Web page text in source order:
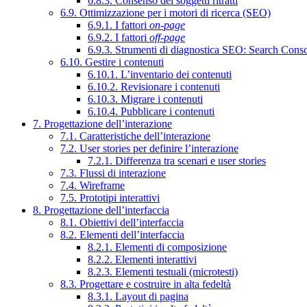
6.9. Ottimizzazione per i motori di ricerca (SEO)
6.9.1. I fattori on-page
6.9.2. I fattori off-page
6.9.3. Strumenti di diagnostica SEO: Search
6.10. Gestire i contenuti
6.10.1. L’inventario dei contenuti
6.10.2. Revisionare i contenuti
6.10.3. Migrare i contenuti
6.10.4. Pubblicare i contenuti
7. Progettazione dell’interazione
7.1. Caratteristiche dell’interazione
7.2. User stories per definire l’interazione
7.2.1. Differenza tra scenari e user stories
7.3. Flussi di interazione
7.4. Wireframe
7.5. Prototipi interattivi
8. Progettazione dell’interfaccia
8.1. Obiettivi dell’interfaccia
8.2. Elementi dell’interfaccia
8.2.1. Elementi di composizione
8.2.2. Elementi interattivi
8.2.3. Elementi testuali (microtesti)
8.3. Progettare e costruire in alta fedeltà
8.3.1. Layout di pagina